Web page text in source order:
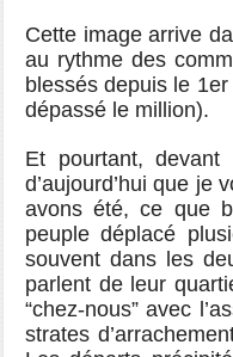
Cette image arrive
au rythme des
blessés depuis le
dépassé le million).
Et pourtant,
d’aujourd’hui que je
avons été, ce que
peuple déplacé
souvent dans les
parlent de leur
“chez-nous” avec
strates